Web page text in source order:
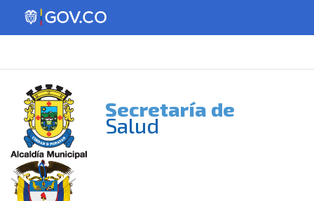
Secretaría de
Salud